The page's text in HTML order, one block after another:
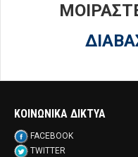
ΚΟΙΝΩΝΙΚΑ ΔΙΚΤΥΑ
FACEBOOK
TWITTER